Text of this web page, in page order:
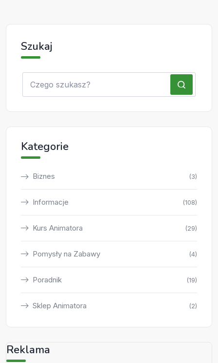
Szukaj
Kategorie
Biznes (3)
Informacje (108)
Kurs Animatora (29)
Pomysły na Zabawy (4)
Poradnik (19)
Sklep Animatora (2)
Reklama